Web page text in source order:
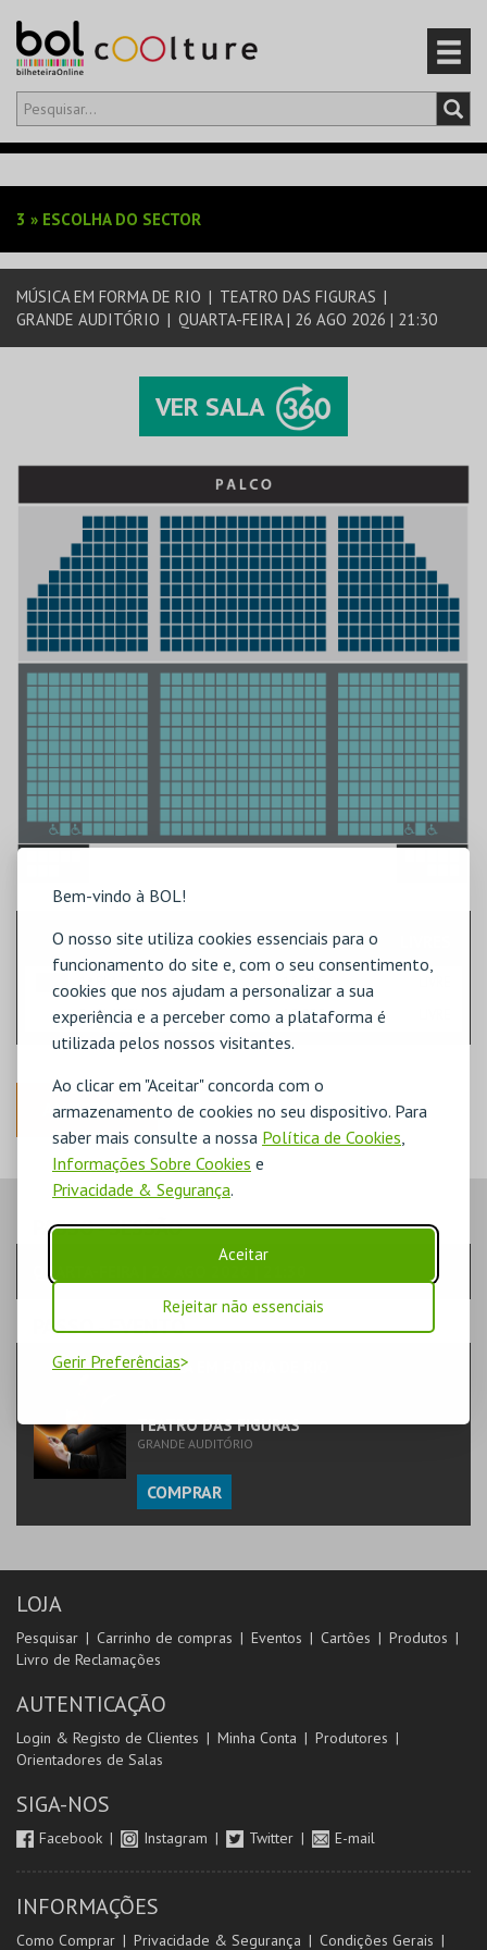
Bem-vindo à BOL!
O nosso site utiliza cookies essenciais para o
funcionamento do site e, com o seu consentimento,
cookies que nos ajudam a personalizar a sua
experiência e a perceber como a plataforma é
utilizada pelos nossos visitantes.
Ao clicar em "Aceitar" concorda com o
armazenamento de cookies no seu dispositivo. Para
saber mais consulte a nossa Política de Cookies
Informações Sobre Cookies e
Privacidade & Segurança.
Aceitar
Rejeitar não essenciais
Gerir Preferências
Olá,iniciar sessão
EVENTOS
CARTÕES
3 » ESCOLHA DO SECTOR
MÚSICA EM FORMA DE RIO | TEATRO DAS FIGURAS |
GRANDE AUDITÓRIO | QUARTA-FEIRA | 26 AGO 2026 | 21:30
VER SALA
SECTOR P. UN.
1ª PLATEIA 15,00€
2ª PLATEIA
15,00€
ANTERIOR
PASSO- SESSÃO
QUARTA-FEIRA | 26 AGO 2026 | 21:30
PASSO- EVENTO
MÚSICA EM FORMA DE RIO
TEATRO DAS FIGURAS
GRANDE AUDITÓRIO
COMPRAR
LOJA
Pesquisar Carrinho de compras Eventos Cartões
Produtos
Livro de Reclamações
AUTENTICAÇÃO
Login & Registo de Clientes Minha Conta
Produtores
Orientadores de Salas
SIGA-NOS
Facebook Instagram Twitter E-mail
INFORMAÇÕES
Como Comprar Privacidade & Segurança Condições Gerais